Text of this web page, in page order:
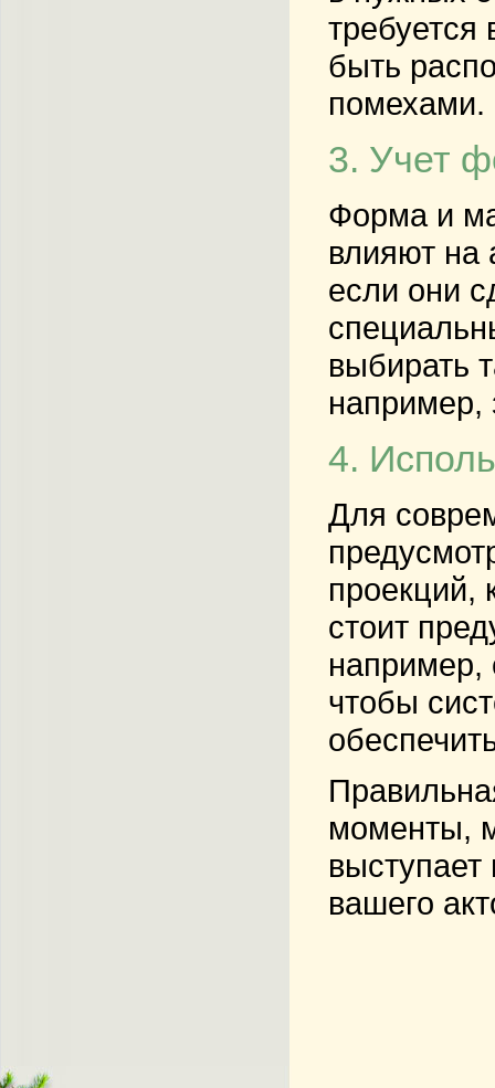
быть
помехами.
3. Учет
Форма и
влияют на
если они
выбирать
например,
4.
Для
проекций,
стоит
например,
чтобы
моменты,
вашего